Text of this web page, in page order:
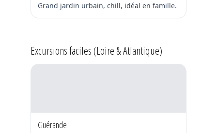
Grand jardin urbain, chill, idéal en famille.
Excursions faciles (Loire & Atlantique)
Guérande